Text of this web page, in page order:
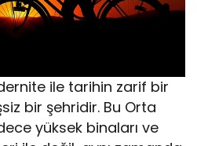
ile tarihin zarif bir
bir şehridir. Bu Orta
yüksek binaları ve